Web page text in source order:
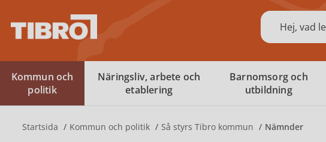
Sök
Kommun och
politik
Näringsliv, arbete och
etablering
Barnomsorg och
utbildning
Startsida Kommun och politik Så styrs Tibro kommun Nämnder